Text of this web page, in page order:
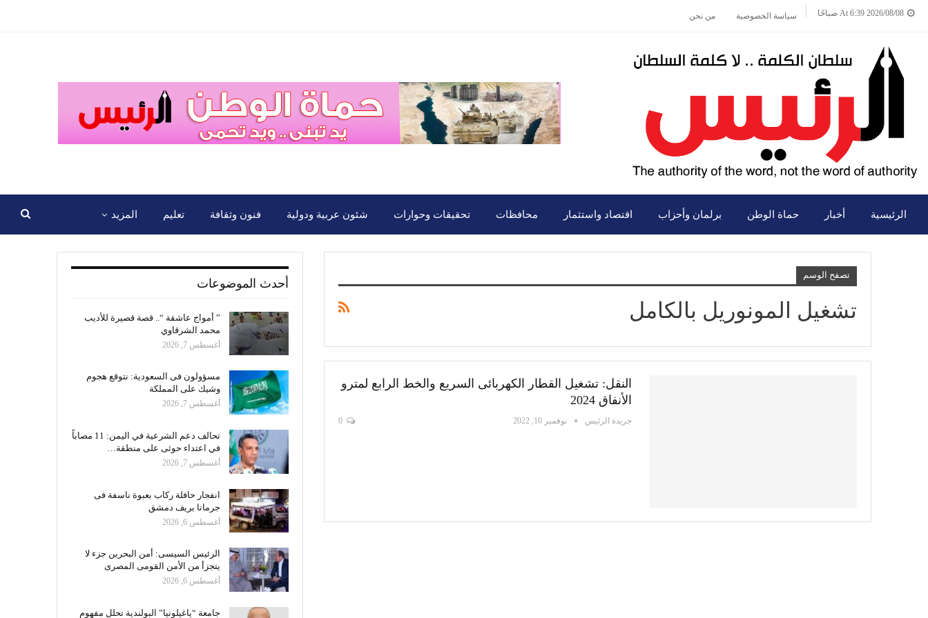
2026/08/08 At 6:39 صباحًا سياسة الخصوصية من نحن
الرئيسية أخبار حماة الوطن برلمان وأحزاب اقتصاد واستثمار محافظات تحقيقات وحوارات شئون عربية ودولية فنون وثقافة تعليم المزيد
تصفح الوسم
تشغيل المونوريل بالكامل
النقل: تشغيل القطار الكهربائى السريع والخط الرابع لمترو
الأنفاق 2024
جريدة الرئيس نوفمبر 10, 2022
أحدث الموضوعات
” أمواج عاشقة “.. قصة قصيرة للأديب
محمد الشرقاوي
أغسطس 7, 2026
مسؤولون فى السعودية: نتوقع هجوم
وشيك على المملكة
أغسطس 7, 2026
تحالف دعم الشرعية في اليمن: 11 مصاباً
في اعتداء حوثى على منطقة…
أغسطس 7, 2026
انفجار حافلة ركاب بعبوة ناسفة فى
جرمانا بريف دمشق
أغسطس 6, 2026
الرئيس السيسى: أمن البحرين جزء لا
يتجزأ من الأمن القومى المصرى
أغسطس 6, 2026
جامعة “ياغيلونيا” البولندية تحلل مفهوم